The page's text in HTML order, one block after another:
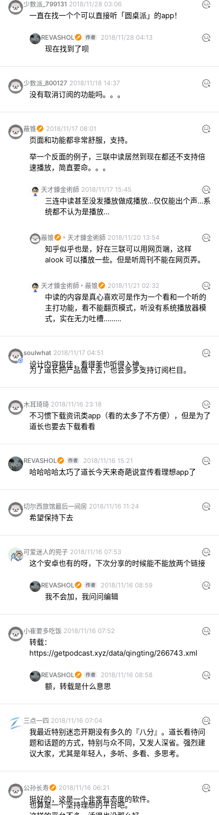
少数派_799131 2018/11/28 03:06
一直在找一个个可以直接听「圆桌派」的app！
REVASHOL 2018/11/28 04:13
现在找到了呗
少数派_800127 2018/11/18 14:37
没有取消订阅的功能吗。。。
蔽锥 2018/11/17 08:01
举一个反面的例子，三联中读居然到现在都还不支持倍
速播放，简直要命。。。
天才錬金術師 2018/11/17 15:45
三连中读甚至没发播放做成播放…仅仅能出个声…系
统都不认为是播放…
蔽锥 天才錬金術師 2018/11/20 13:54
知乎似乎也是，好在三联可以用网页端，这样
alook 可以播放一些。但是听周刊不能在网页弄。
天才錬金術師 蔽锥 2018/11/21 02:32
中读的内容是真心喜欢可是作为一个看和一个听的
主打功能，看不能翻页模式，听没有系统播放器模
式，实在无力吐槽………
soulwhat 2018/11/17 04:51
设计内容极佳，看得美也听得入神。
为了道长把产品做下去，也会多多支持订阅栏目。
木耳琦琦 2018/11/16 23:18
不习惯下载资讯类app（看的太多了不方便），但是为了
道长也要去下载看看
REVASHOL 2018/11/16 15:21
哈哈哈哈太巧了道长今天来奇葩说宣传看理想app了
切尔西旅馆最后一间房 2018/11/16 11:24
希望保持下去
可爱迷人的兜子 2018/11/16 07:53
这个安卓也有的呀，下次分享的时候能不能放两个链接
REVASHOL 2018/11/16 08:59
我不会加，我问问编辑
小崔要多吃饭 2018/11/16 07:52
转载：
https://getpodcast.xyz/data/qingting/266743.xml
REVASHOL 2018/11/16 08:58
额，转载是什么意思
三点一四 2018/11/16 07:04
我最近特别迷恋开期没有多久的『八分』。道长看待问
题和话题的方式，特别与众不同，又发人深省。强烈建
议大家，尤其是年轻人，多听、多看、多思考。
公孙长寿 2018/11/16 06:21